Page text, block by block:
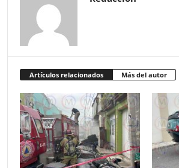
Artículos relacionados Más del autor